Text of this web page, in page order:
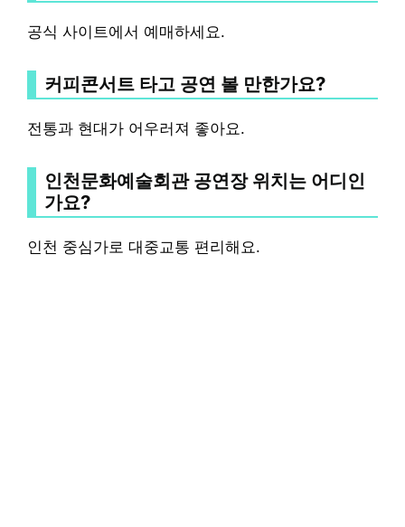
공식 사이트에서 예매하세요.
커피콘서트 타고 공연 볼 만한가요?
전통과 현대가 어우러져 좋아요.
인천문화예술회관 공연장 위치는 어디인
가요?
인천 중심가로 대중교통 편리해요.